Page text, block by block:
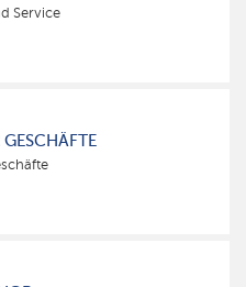
Service
GESCHÄFTE